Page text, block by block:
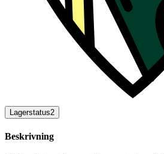
Lagerstatus2
Beskrivning